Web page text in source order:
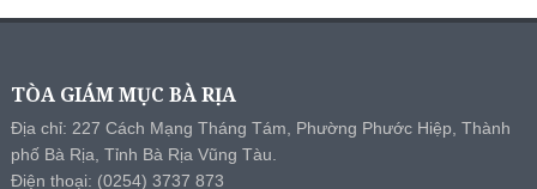
TÒA GIÁM MỤC BÀ RỊA
Địa chỉ: 227 Cách Mạng Tháng Tám, Phường Phước Hiệp, Thành
phố Bà Rịa, Tỉnh Bà Rịa Vũng Tàu.
Điện thoại: (0254) 3737 873